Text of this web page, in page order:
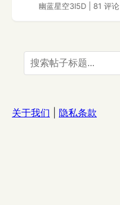
幽蓝星空3I5D 81 评论
关于我们 隐私条款